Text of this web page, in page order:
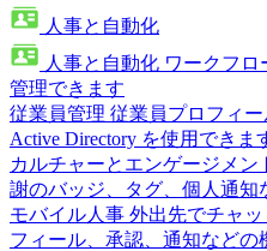
人事と自動化
人事と自動化 ワークフロ
管理できます
従業員管理 従業員プロフィー
Active Directory を使用できま
カルチャーとエンゲージメン
謝のバッジ、タグ、個人通知
モバイル人事 外出先でチャ
フィール、承認、通知などの